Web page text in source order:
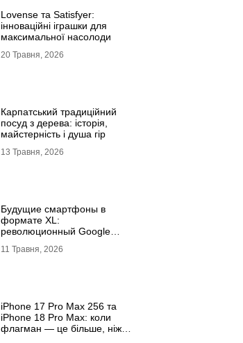
Lovense та Satisfyer:
інноваційні іграшки для
максимальної насолоди
20 Травня, 2026
Карпатський традиційний
посуд з дерева: історія,
майстерність і душа гір
13 Травня, 2026
Будущие смартфоны в
формате XL:
революционный Google
11 Травня, 2026
iРhone 17 Рro Мax 256 та
iРhone 18 Рro Мax: коли
флагман — це більше, ніж